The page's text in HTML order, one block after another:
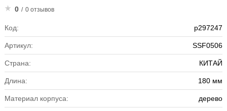
0 / 0 отзывов
Код: р297247
Артикул: SSF0506
Страна: КИТАЙ
Длина: 180 мм
Материал корпуса: дерево